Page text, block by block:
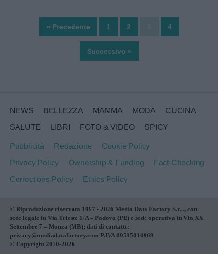
« Precedente 1 2 4
Successivo »
NEWS BELLEZZA MAMMA MODA
CUCINA
SALUTE
LIBRI FOTO & VIDEO SPICY
Pubblicità Redazione
Cookie Policy
Privacy Policy
Ownership & Funding
Fact-Checking
Corrections Policy
Ethics Policy
© Riproduzione riservata 1997 - 2026 Media Data Factory S.r.l., con
sede legale in Via Trieste 1/A – Padova (PD) e sede operativa in Via XX
Settembre 7 – Monza (MB); dati di contatto:
privacy@mediadatafactory.com P.IVA 09595010969
© Copyright 2010-2026